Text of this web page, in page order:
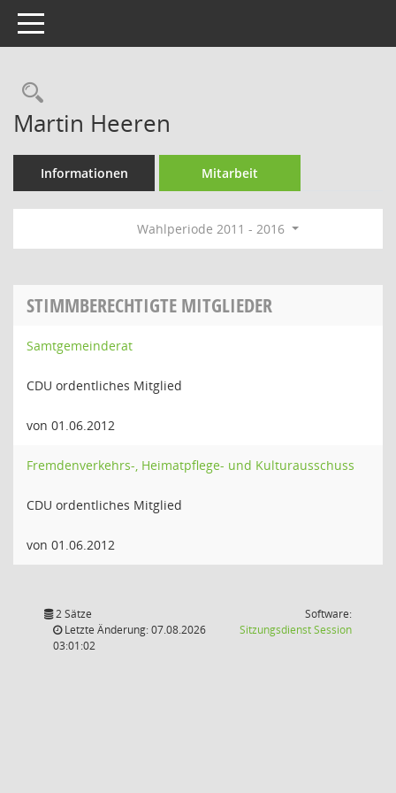
Toggle navigation
Rechercheauswahl
Martin Heeren
Informationen Mitarbeit
Wahlperiode 2011 - 2016
STIMMBERECHTIGTE MITGLIEDER
Samtgemeinderat
CDU ordentliches Mitglied
von 01.06.2012
Fremdenverkehrs-, Heimatpflege- und Kulturausschuss
CDU ordentliches Mitglied
von 01.06.2012
2 Sätze
Letzte Änderung: 07.08.2026
03:01:02
Software:
SitzungsdienstSession(Wird in